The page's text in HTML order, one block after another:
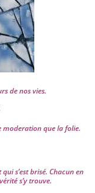
de nos vies.
mode­ra­tion que la folie.
s’est bri­sé. Chacun en
s’y trouve.